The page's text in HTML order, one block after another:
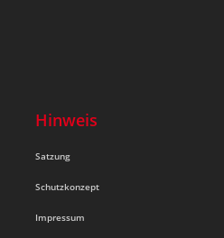
Hinweis
Satzung
Schutzkonzept
Impressum